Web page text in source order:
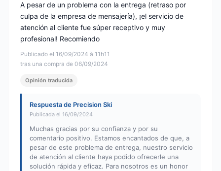
Publicado el 16/09/2024 à 11h11
tras una compra de 06/09/2024
A pesar de un problema con la entrega (retraso por
culpa de la empresa de mensajería), ¡el servicio de
atención al cliente fue súper receptivo y muy
profesional! Recomiendo
Opinión traducida
Respuesta de Precision Ski
Publicada el 16/09/2024
Muchas gracias por su confianza y por su
comentario positivo. Estamos encantados de que, a
pesar de este problema de entrega, nuestro servicio
de atención al cliente haya podido ofrecerle una
solución rápida y eficaz. Para nosotros es un honor